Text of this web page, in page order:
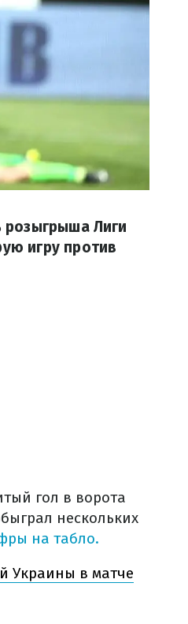
розыгрыша Лиги
игру против
гол в ворота
нескольких
на табло.
Украины в матче